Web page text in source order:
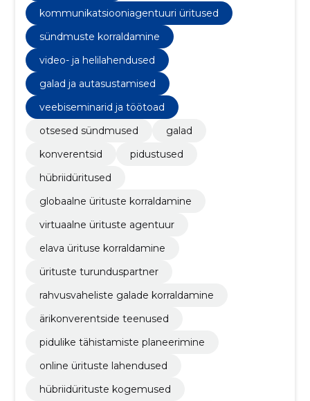
kommunikatsiooniagentuuri üritused
sündmuste korraldamine
video- ja helilahendused
galad ja autasustamised
veebiseminarid ja töötoad
otsesed sündmused
galad
konverentsid
pidustused
hübriidüritused
globaalne ürituste korraldamine
virtuaalne ürituste agentuur
elava ürituse korraldamine
ürituste turunduspartner
rahvusvaheliste galade korraldamine
ärikonverentside teenused
pidulike tähistamiste planeerimine
online ürituste lahendused
hübriidürituste kogemused